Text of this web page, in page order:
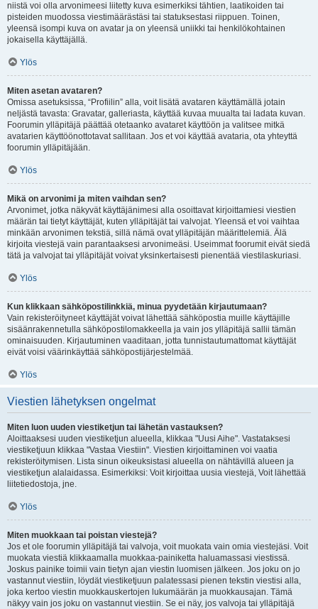
niistä voi olla arvonimeesi liitetty kuva esimerkiksi tähtien, laatikoiden tai
pisteiden muodossa viestimäärästäsi tai statuksestasi riippuen. Toinen,
yleensä isompi kuva on avatar ja on yleensä uniikki tai henkilökohtainen
jokaisella käyttäjällä.
Ylös
Miten asetan avataren?
Omissa asetuksissa, “Profiilin” alla, voit lisätä avataren käyttämällä jotain
neljästä tavasta: Gravatar, galleriasta, käyttää kuvaa muualta tai ladata kuvan.
Foorumin ylläpitäjä päättää otetaanko avataret käyttöön ja valitsee mitkä
avatarien käyttöönottotavat sallitaan. Jos et voi käyttää avataria, ota yhteyttä
foorumin ylläpitäjään.
Ylös
Mikä on arvonimi ja miten vaihdan sen?
Arvonimet, jotka näkyvät käyttäjänimesi alla osoittavat kirjoittamiesi viestien
määrän tai tietyt käyttäjät, kuten ylläpitäjät tai valvojat. Yleensä et voi vaihtaa
minkään arvonimen tekstiä, sillä nämä ovat ylläpitäjän määrittelemiä. Älä
kirjoita viestejä vain parantaaksesi arvonimeäsi. Useimmat foorumit eivät siedä
tätä ja valvojat tai ylläpitäjät voivat yksinkertaisesti pienentää viestilaskuriasi.
Ylös
Kun klikkaan sähköpostilinkkiä, minua pyydetään kirjautumaan?
Vain rekisteröityneet käyttäjät voivat lähettää sähköpostia muille käyttäjille
sisäänrakennetulla sähköpostilomakkeella ja vain jos ylläpitäjä sallii tämän
ominaisuuden. Kirjautuminen vaaditaan, jotta tunnistautumattomat käyttäjät
eivät voisi väärinkäyttää sähköpostijärjestelmää.
Ylös
Viestien lähetyksen ongelmat
Miten luon uuden viestiketjun tai lähetän vastauksen?
Aloittaaksesi uuden viestiketjun alueella, klikkaa "Uusi Aihe". Vastataksesi
viestiketjuun klikkaa "Vastaa Viestiin". Viestien kirjoittaminen voi vaatia
rekisteröitymisen. Lista sinun oikeuksistasi alueella on nähtävillä alueen ja
viestiketjun alalaidassa. Esimerkiksi: Voit kirjoittaa uusia viestejä, Voit lähettää
liitetiedostoja, jne.
Ylös
Miten muokkaan tai poistan viestejä?
Jos et ole foorumin ylläpitäjä tai valvoja, voit muokata vain omia viestejäsi. Voit
muokata viestiä klikkaamalla muokkaa-painiketta haluamassasi viestissä.
Joskus painike toimii vain tietyn ajan viestin luomisen jälkeen. Jos joku on jo
vastannut viestiin, löydät viestiketjuun palatessasi pienen tekstin viestisi alla,
joka kertoo viestin muokkauskertojen lukumäärän ja muokkausajan. Tämä
näkyy vain jos joku on vastannut viestiin. Se ei näy, jos valvoja tai ylläpitäjä